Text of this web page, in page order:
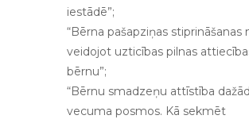
iestādē”;
“Bērna pašapziņas stiprināšanas
veidojot uzticības pilnas
bērnu”;
“Bērnu smadzeņu attīstība
vecuma posmos. Kā sekmēt